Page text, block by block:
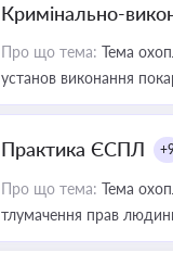
Кримінально-
Про що тема: Тема
установ виконання
Практика ЄСПЛ
Про що тема: Тема
тлумачення прав